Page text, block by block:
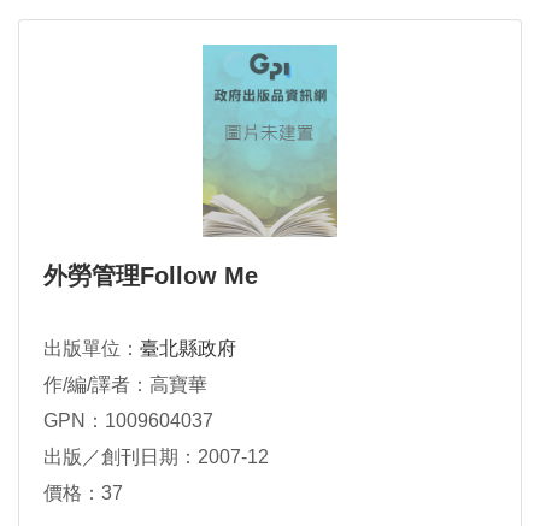
外勞管理Follow Me
出版單位： 臺北縣政府
作/編/譯者：高寶華
GPN：1009604037
出版／創刊日期：2007-12
價格：37